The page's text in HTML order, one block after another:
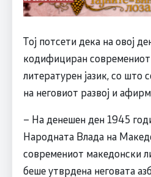
Тој потсети дека на овој
кодифициран
литературен јазик, со што
на неговиот развој и
– На денешен ден 1945
Народната Влада на
современиот македонски
беше утврдена неговата